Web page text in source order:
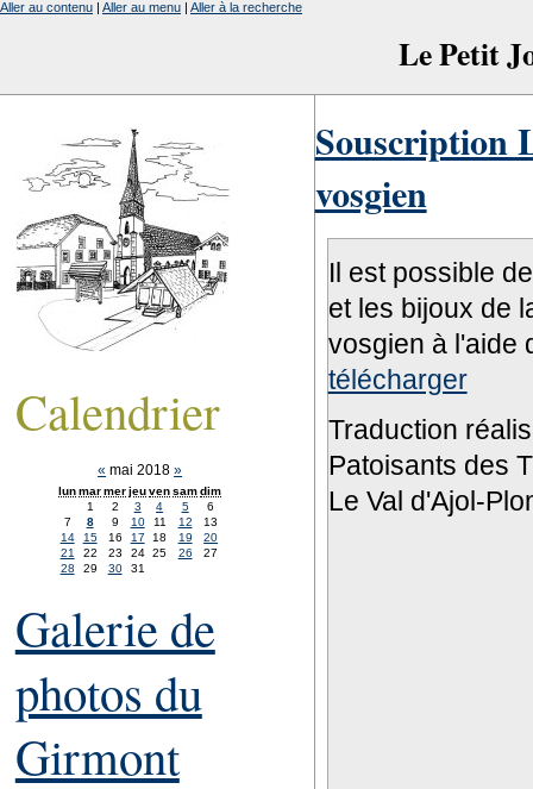
Le Petit
Aller au contenu | Aller au menu | Aller à la recherche
Souscription
vosgien
Il est possible
et les bijoux de
vosgien à l'aide
télécharger
Traduction
Patoisants des
Le Val d'Ajol-
Calendrier
« mai 2018»
lunmarmerjeuvensamdim
1
2 3 4 5
6
7
8 9 10 11 12
13
14
15 16 17 18 19
20
21
22 23 24 25 26
27
28
29 30 31
Galerie de
photos du
Girmont